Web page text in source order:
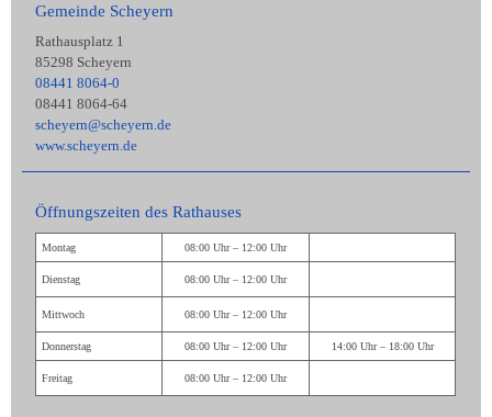
Gemeinde Scheyern
Rathausplatz 1
85298 Scheyern
08441 8064-0
08441 8064-64
scheyern@scheyern.de
www.scheyern.de
Öffnungszeiten des Rathauses
Montag 08:00 Uhr – 12:00 Uhr
Dienstag 08:00 Uhr – 12:00 Uhr
Mittwoch 08:00 Uhr – 12:00 Uhr
Donnerstag 08:00 Uhr – 12:00 Uhr 14:00 Uhr – 18:00 Uhr
Freitag 08:00 Uhr – 12:00 Uhr